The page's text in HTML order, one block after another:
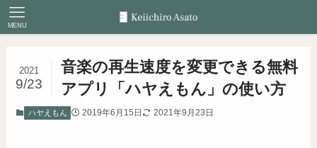
MENU
音楽の再生速度を変更できる無料
アプリ「ハヤえもん」の使い方
2021
9/23
ハヤえもん 2019年6月15日 2021年9月23日